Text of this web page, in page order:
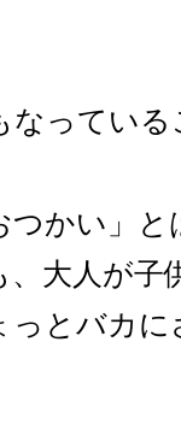
なってい
つかい」
、大人が
っとバカ